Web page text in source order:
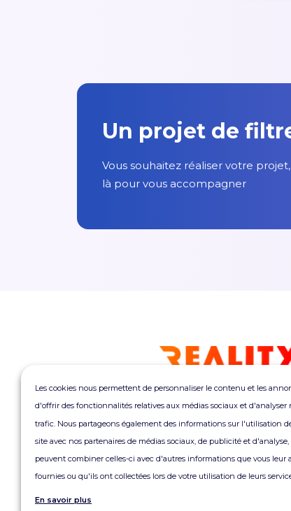
Un projet de
Vous souhaitez réaliser votre
là pour vous accompagner
REALITY
Morning Coworking
Bagnolet
6 rue Jean Jaurès
93170 Bagnolet
Les cookies nous permettent de personnaliser le contenu et les
d'offrir des fonctionnalités relatives aux médias sociaux et d'analyser
trafic. Nous partageons également des informations sur l'utilisation
site avec nos partenaires de médias sociaux, de publicité et d'analyse,
peuvent combiner celles-ci avec d'autres informations que vous leur
fournies ou qu'ils ont collectées lors de votre utilisation de leurs
En savoir plus